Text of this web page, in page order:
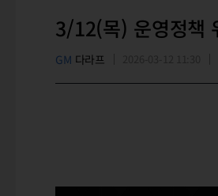
3/12(목) 운영정책
GM 다라프